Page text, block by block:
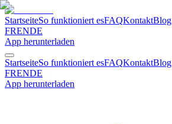
StartseiteSo funktioniert esFAQKontaktBlog
FRENDE
App herunterladen
StartseiteSo funktioniert esFAQKontaktBlog
FRENDE
App herunterladen